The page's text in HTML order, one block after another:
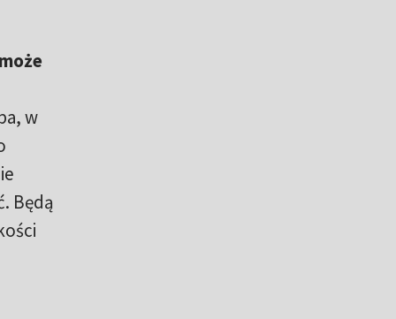
w
Będą